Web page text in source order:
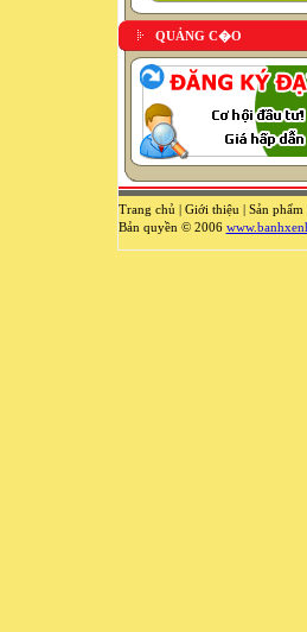
QUẢNG C�O
Trang chủ | Giới thiệu | Sản phẩm
Bản quyền © 2006